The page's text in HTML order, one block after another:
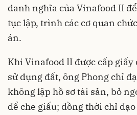
danh nghĩa của Vinafood II
tục lập, trình các cơ quan
án.
Khi Vinafood II được cấp
sử dụng đất, ông Phong chỉ
không lập hồ sơ tài sản, bỏ
để che giấu; đồng thời chỉ